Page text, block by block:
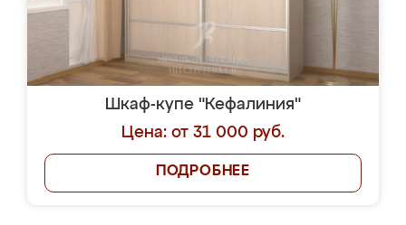
Шкаф-купе "Кефалиния"
Цена: от 31 000 руб.
ПОДРОБНЕЕ